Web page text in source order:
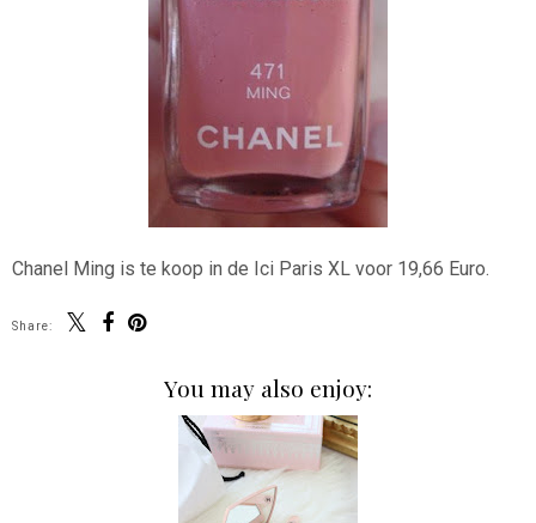
Chanel Ming is te koop in de Ici Paris XL voor 19,66 Euro.
Share:
You may also enjoy: